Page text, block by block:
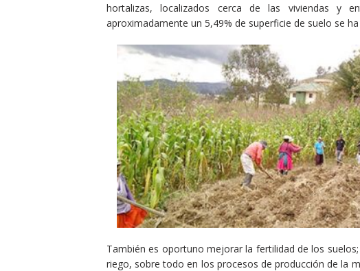
hortalizas, localizados cerca de las viviendas y
aproximadamente un 5,49% de superficie de suelo se
También es oportuno mejorar la fertilidad de los
riego, sobre todo en los procesos de producción de la